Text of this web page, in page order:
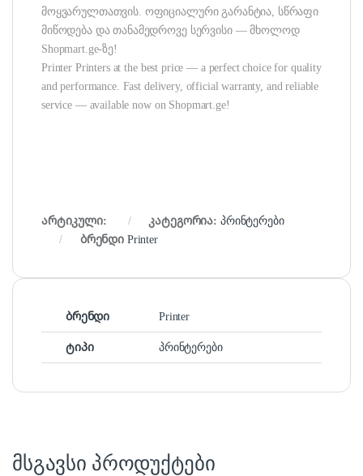
მოყვარულთათვის. ოფიციალური გარანტია, სწრაფი
მიწოდება და თანამედროვე სერვისი — მხოლოდ
Shopmart.ge-ზე!
Printer Printers at the best price — a perfect choice for quality
and performance. Fast delivery, official warranty, and reliable
service — available now on Shopmart.ge!
არტიკული: კატეგორია: პრინტერები
ბრენდი Printer
ბრენდი Printer
ტიპი პრინტერები
მსგავსი პროდუქტები